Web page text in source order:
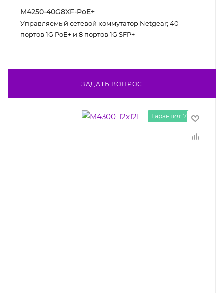
M4250-40G8XF-PoE+
Управляемый сетевой коммутатор Netgear; 40
портов 1G PoE+ и 8 портов 1G SFP+
ЗАДАТЬ ВОПРОС
Гарантия: 7 лет